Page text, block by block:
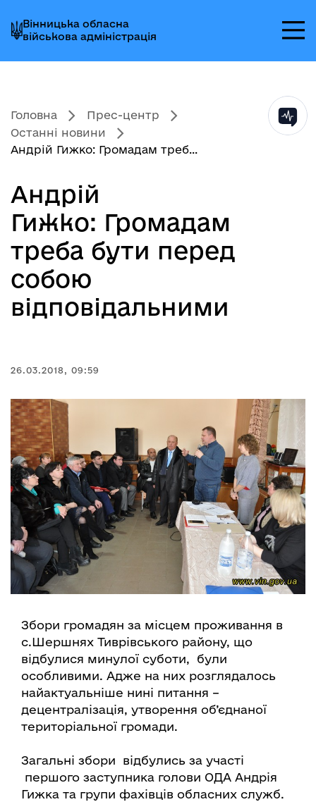
до
головного
меню
до
головного
вмісту
до
головного
колонтитула
Вінницька обласна
військова адміністрація
Головна
Прес-центр
Останні новини
Андрій Гижко: Громадам треб...
Андрій
Гижко: Громадам
треба бути перед
собою
відповідальними
26.03.2018, 09:59
Збори громадян за місцем проживання в
с.Шершнях Тиврівського району, що
відбулися минулої суботи, були
особливими. Адже на них розглядалось
найактуальніше нині питання –
децентралізація, утворення об’єднаної
територіальної громади.
Загальні збори відбулись за участі
першого заступника голови ОДА Андрія
Гижка та групи фахівців обласних служб.